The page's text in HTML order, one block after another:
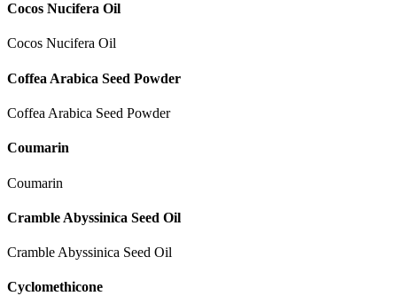
Cocos Nucifera Oil
Cocos Nucifera Oil
Coffea Arabica Seed Powder
Coffea Arabica Seed Powder
Coumarin
Coumarin
Cramble Abyssinica Seed Oil
Cramble Abyssinica Seed Oil
Cyclomethicone